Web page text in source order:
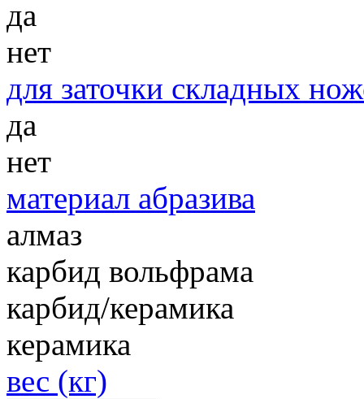
да
нет
для заточки складных
да
нет
материал абразива
алмаз
карбид вольфрама
карбид/керамика
керамика
вес (кг)